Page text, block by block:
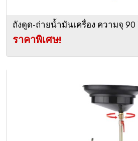
ถังดูด-ถ่ายน้ำมันเครื่อง ความจุ
ราคาพิเศษ!